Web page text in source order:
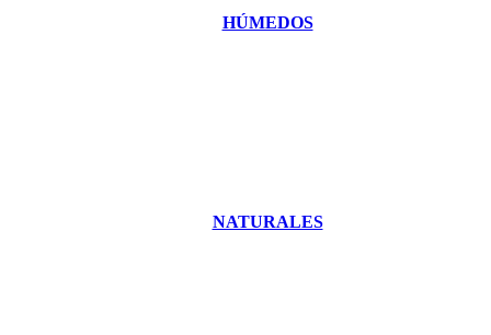
HÚMEDOS
NATURALES